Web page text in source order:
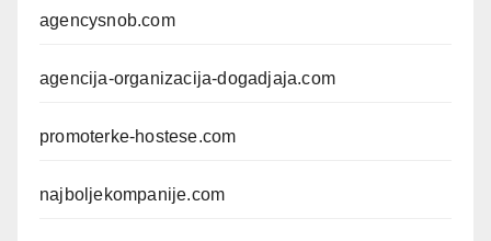
agencysnob.com
agencija-organizacija-dogadjaja.com
promoterke-hostese.com
najboljekompanije.com